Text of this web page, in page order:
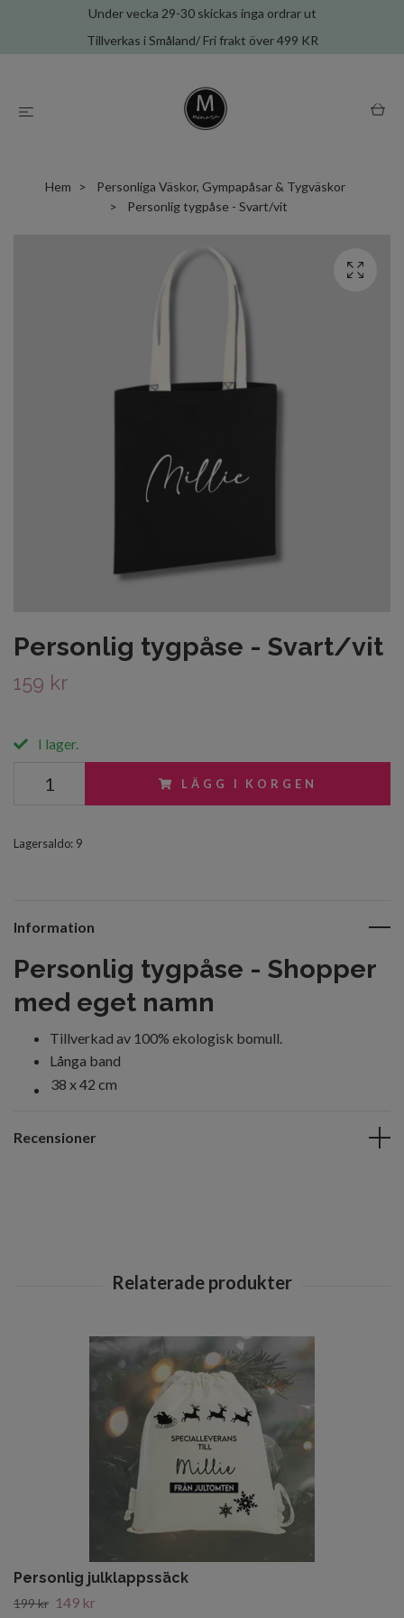
Under vecka 29-30 skickas inga ordrar ut
Tillverkas i Småland/ Fri frakt över 499 KR
Hem
Personliga Väskor, Gympapåsar & Tygväskor
Personlig tygpåse - Svart/vit
Personlig tygpåse - Svart/vit
159 kr
I lager.
LÄGG I KORGEN
Lagersaldo: 9
Information
Personlig tygpåse - Shopper
med eget namn
Tillverkad av 100% ekologisk bomull.
Långa band
38 x 42 cm
Recensioner
Personlig julklappssäck
199 kr 149 kr